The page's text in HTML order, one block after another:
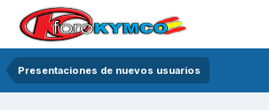
Presentaciones de nuevos usuarios